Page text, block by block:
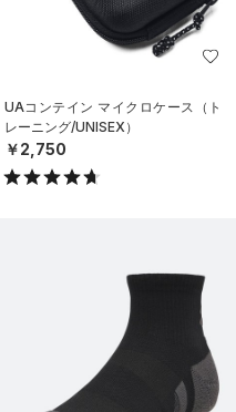
UAコンテイン マイクロケース（ト
レーニング/UNISEX）
￥2,750